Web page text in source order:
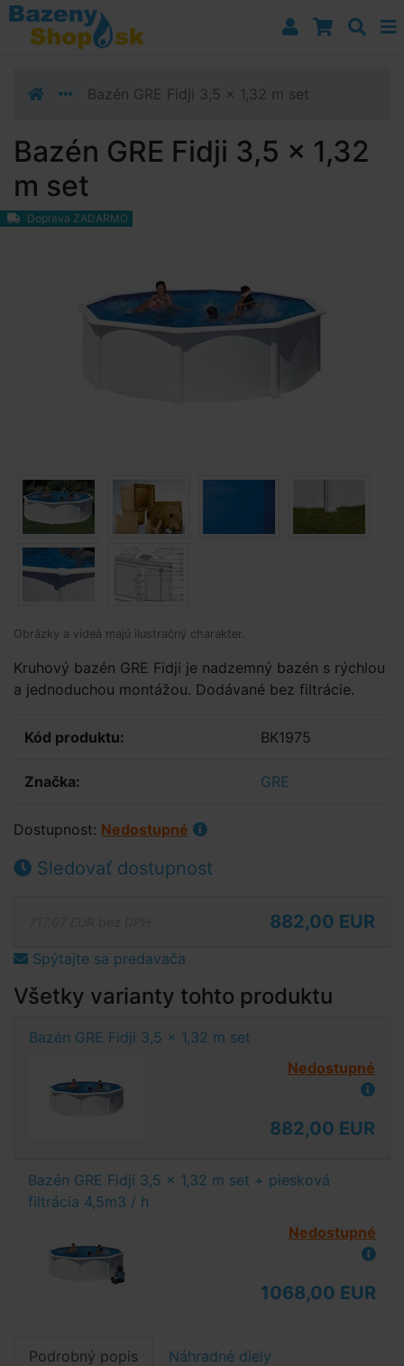
Prejsť k navigácii
Prejsť na obsah
Prejsť k bočnému stĺpci
Bazén GRE Fidji 3,5 x 1,32 m set
Bazén GRE Fidji 3,5 x 1,32
m set
Doprava ZADARMO
Obrázky a videá majú ilustračný charakter.
Kruhový bazén GRE Fidji je nadzemný bazén s rýchlou
a jednoduchou montážou. Dodávané bez filtrácie.
Kód produktu: BK1975
Značka: GRE
Dostupnost: Nedostupné
Sledovať dostupnost
882,00 EUR
Spýtajte sa predavača
Všetky varianty tohto produktu
Bazén GRE Fidji 3,5 x 1,32 m set
Nedostupné
882,00 EUR
Bazén GRE Fidji 3,5 x 1,32 m set + piesková
filtrácia 4,5m3 / h
Nedostupné
1068,00 EUR
Podrobný popis Náhradné diely